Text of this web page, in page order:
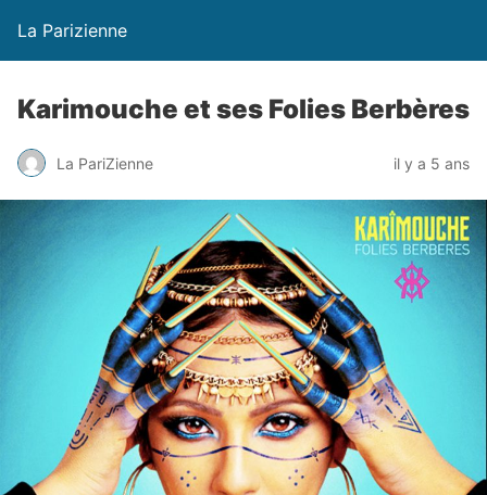
La Parizienne
Karimouche et ses Folies Berbères
La PariZienne il y a 5 ans